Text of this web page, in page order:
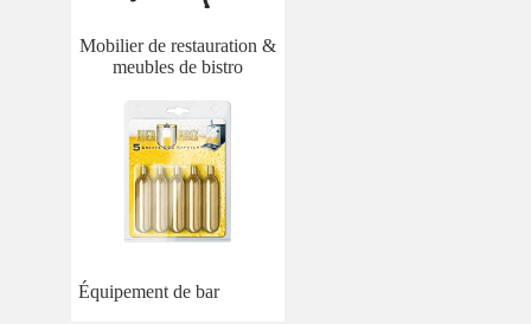
Mobilier de restauration &
meubles de bistro
Équipement de bar